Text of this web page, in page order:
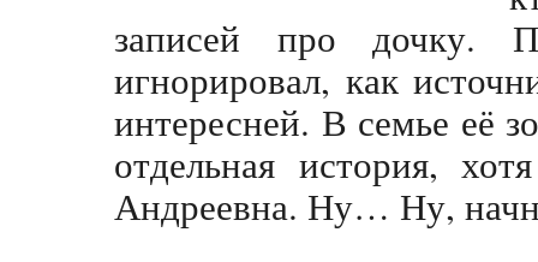
записей про дочку.
игнорировал, как
интересней. В семье её
отдельная история,
Андреевна. Ну… Ну,